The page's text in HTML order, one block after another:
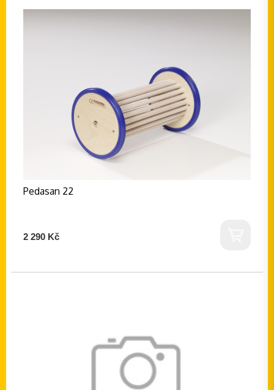
Pedasan 22
2 290 Kč